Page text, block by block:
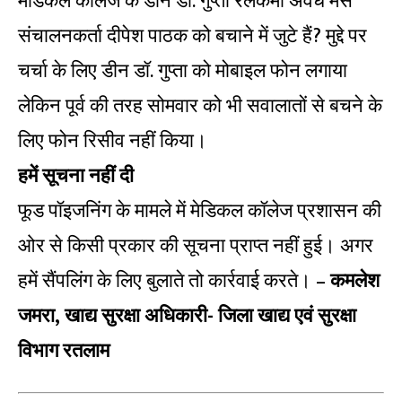
संचालनकर्ता दीपेश पाठक को बचाने में जुटे हैं? मुद्दे पर
चर्चा के लिए डीन डॉ. गुप्ता को मोबाइल फोन लगाया
लेकिन पूर्व की तरह सोमवार को भी सवालातों से बचने के
लिए फोन रिसीव नहीं किया।
हमें सूचना नहीं दी
फूड पॉइजनिंग के मामले में मेडिकल कॉलेज प्रशासन की
ओर से किसी प्रकार की सूचना प्राप्त नहीं हुई। अगर
हमें सैंपलिंग के लिए बुलाते तो कार्रवाई करते। –कमलेश
जमरा, खाद्य सुरक्षा अधिकारी- जिला खाद्य एवं सुरक्षा
विभाग रतलाम